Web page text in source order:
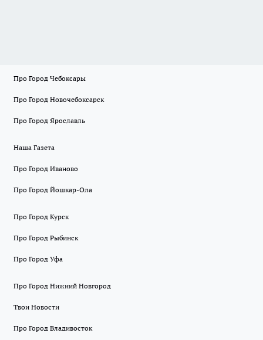
Про Город Чебоксары
Про Город Новочебоксарск
Про Город Ярославль
Наша Газета
Про Город Иваново
Про Город Йошкар-Ола
Про Город Курск
Про Город Рыбинск
Про Город Уфа
Про Город Нижний Новгород
Твои Новости
Про Город Владивосток